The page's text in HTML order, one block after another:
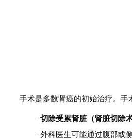
手术是多数肾癌的初始治疗。手
· 切除受累肾脏（肾脏切除术
· 外科医生可能通过腹部或